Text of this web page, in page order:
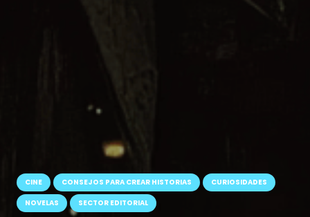
CINE CONSEJOS PARA CREAR HISTORIAS
CURIOSIDADES
NOVELAS
SECTOR EDITORIAL